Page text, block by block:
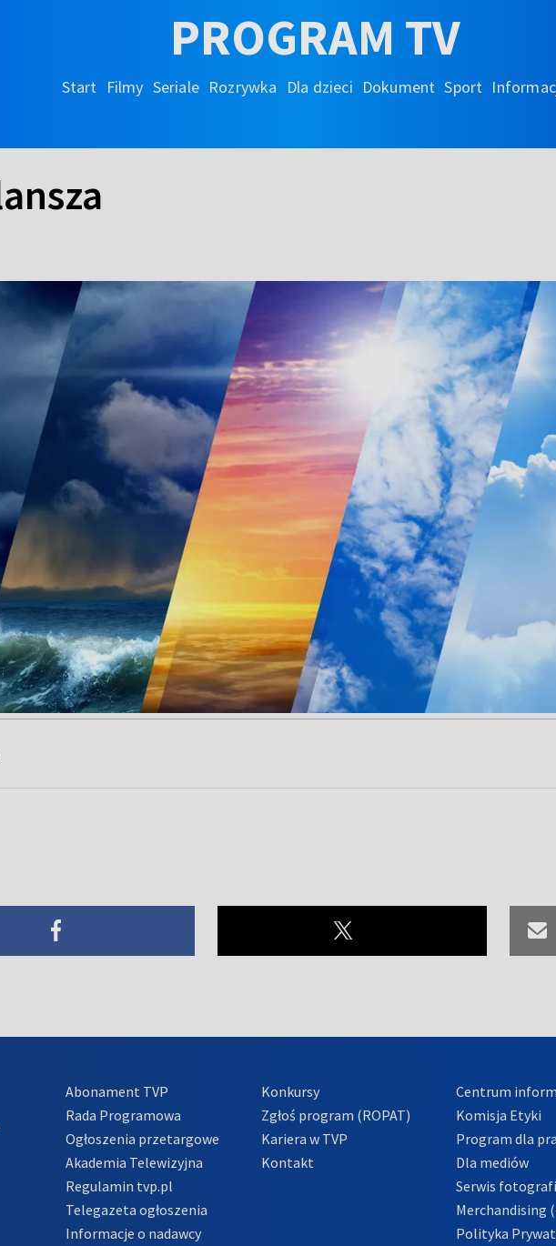
PROGRAM TV
Start Filmy Seriale Rozrywka Dla dzieci Dokument Sport
Abonament TVP
Rada Programowa
Ogłoszenia przetargowe
Akademia Telewizyjna
Regulamin tvp.pl
Telegazeta ogłoszenia
Informacje o nadawcy
Konkursy
Zgłoś program (ROPAT)
Kariera w TVP
Kontakt
Centrum
Komisja Etyki
Program dla
Dla mediów
Serwis
Merchandising
Polityka